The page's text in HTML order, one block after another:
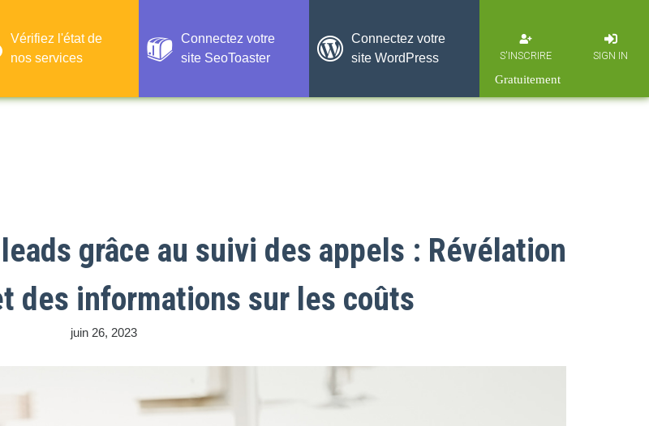
Vérifiez l'état de
nos services
Connectez votre
site SeoToaster
Connectez votre
site WordPress
S'INSCRIRE SIGN IN
grâce au suivi des appels : Révélation
des informations sur les coûts
juin 26, 2023